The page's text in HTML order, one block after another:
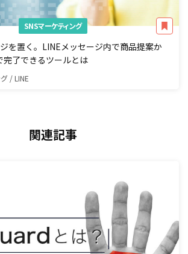
SNSマーケティング
を置く。LINEメッセージ内で商品提案か
完了できるツールとは
/ LINE
関連記事